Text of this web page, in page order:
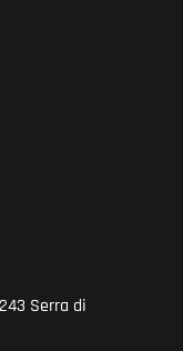
Serra di